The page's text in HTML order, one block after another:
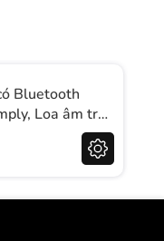
Bluetooth
Loa âm trần
phòng
hàng, trung